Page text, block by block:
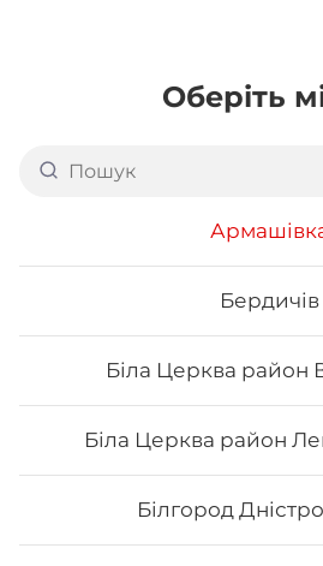
Оберіть
Бердичів
Біла Церква район
Біла Церква район
Білгород
Доставка суші
обирайте страви, які вам
подбаємо
Акція тижня Сети
Сети